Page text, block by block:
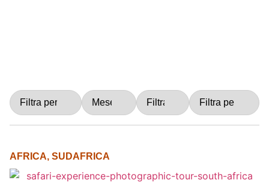
AFRICA, SUDAFRICA